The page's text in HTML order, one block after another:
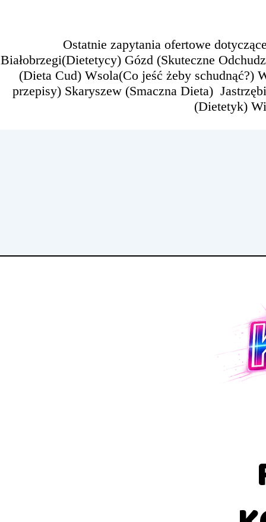
Ostatnie zapytania ofertowe
Białobrzegi(Dietetycy) Gózd (Skuteczne
(Dieta Cud) Wsola(Co jeść żeby schudnąć?)
przepisy) Skaryszew (Smaczna Dieta)
(Dietetyk)